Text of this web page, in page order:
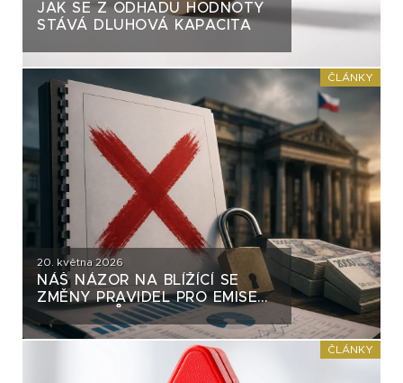
JAK SE Z ODHADU HODNOTY
STÁVÁ DLUHOVÁ KAPACITA
ČLÁNKY
20. května 2026
NÁŠ NÁZOR NA BLÍŽÍCÍ SE
ZMĚNY PRAVIDEL PRO EMISE
DLUHOPISŮ
ČLÁNKY